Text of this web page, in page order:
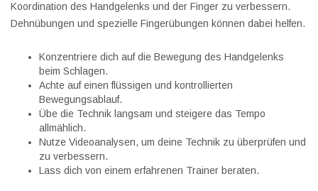
Koordination des Handgelenks und der Finger zu verbessern.
Dehnübungen und spezielle Fingerübungen können dabei helfen.
Konzentriere dich auf die Bewegung des Handgelenks
beim Schlagen.
Achte auf einen flüssigen und kontrollierten
Bewegungsablauf.
Übe die Technik langsam und steigere das Tempo
allmählich.
Nutze Videoanalysen, um deine Technik zu überprüfen und
zu verbessern.
Lass dich von einem erfahrenen Trainer beraten.